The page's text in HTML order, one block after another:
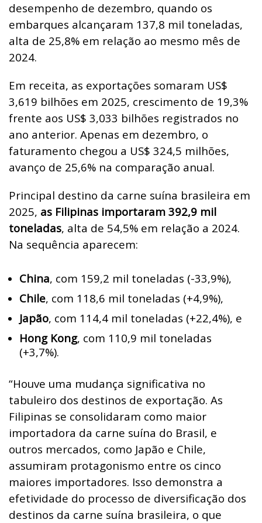
desempenho de dezembro, quando os
embarques alcançaram 137,8 mil toneladas,
alta de 25,8% em relação ao mesmo mês de
2024.
Em receita, as exportações somaram US$
3,619 bilhões em 2025, crescimento de 19,3%
frente aos US$ 3,033 bilhões registrados no
ano anterior. Apenas em dezembro, o
faturamento chegou a US$ 324,5 milhões,
avanço de 25,6% na comparação anual.
Principal destino da carne suína brasileira em
2025, as Filipinas importaram 392,9 mil
toneladas, alta de 54,5% em relação a 2024.
Na sequência aparecem:
China, com 159,2 mil toneladas (-33,9%),
Chile, com 118,6 mil toneladas (+4,9%),
Japão, com 114,4 mil toneladas (+22,4%), e
Hong Kong, com 110,9 mil toneladas
(+3,7%).
“Houve uma mudança significativa no
tabuleiro dos destinos de exportação. As
Filipinas se consolidaram como maior
importadora da carne suína do Brasil, e
outros mercados, como Japão e Chile,
assumiram protagonismo entre os cinco
maiores importadores. Isso demonstra a
efetividade do processo de diversificação dos
destinos da carne suína brasileira, o que